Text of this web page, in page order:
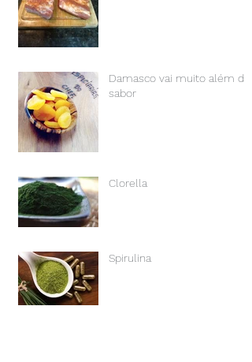
Damasco vai muito além do
sabor
Clorella
Spirulina